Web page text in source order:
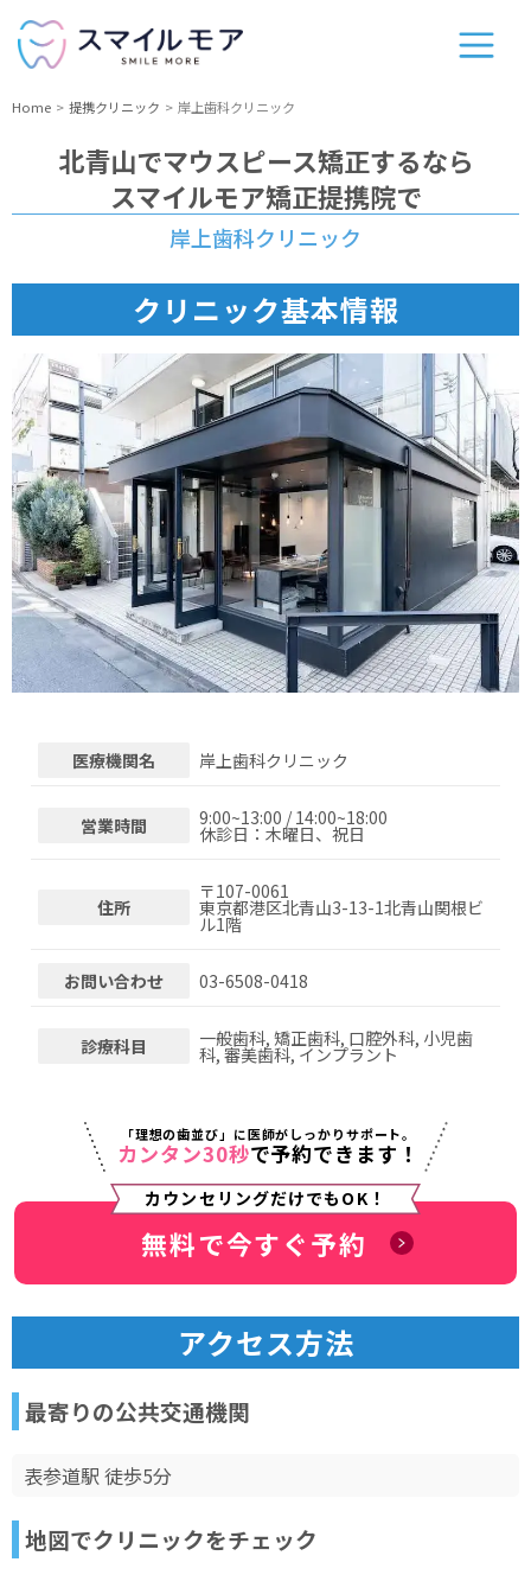
Home 提携クリニック 岸上歯科クリニック
北青山でマウスピース矯正するなら
スマイルモア矯正提携院で
岸上歯科クリニック
クリニック基本情報
医療機関名 岸上歯科クリニック
営業時間 9:00~13:00 / 14:00~18:00
休診日：木曜日、祝日
住所
〒107-0061
東京都港区北青山3-13-1北青山関根ビ
ル1階
お問い合わせ 03-6508-0418
診療科目 一般歯科, 矯正歯科, 口腔外科, 小児歯
科, 審美歯科, インプラント
「理想の歯並び」に医師がしっかりサポート。
カンタン30秒で予約できます！
カウンセリングだけでもOK！
無料で今すぐ予約
アクセス方法
最寄りの公共交通機関
表参道駅 徒歩5分
地図でクリニックをチェック